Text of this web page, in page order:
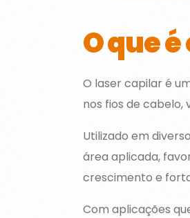
O que
O laser capilar é
nos fios de
Utilizado em
área aplicada,
crescimento e
Com aplicações